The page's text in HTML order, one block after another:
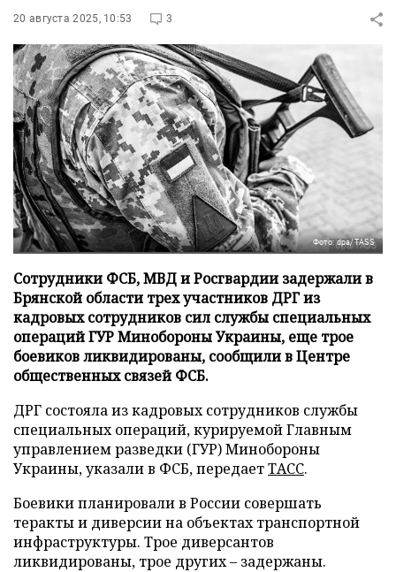
20 августа 2025, 10:53 3
Фото: dpa/TASS
Сотрудники ФСБ, МВД и Росгвардии задержали в
Брянской области трех участников ДРГ из
кадровых сотрудников сил службы специальных
операций ГУР Минобороны Украины, еще трое
боевиков ликвидированы, сообщили в Центре
общественных связей ФСБ.
ДРГ состояла из кадровых сотрудников службы
специальных операций, курируемой Главным
управлением разведки (ГУР) Минобороны
Украины, указали в ФСБ, передаетТАСС.
Боевики планировали в России совершать
теракты и диверсии на объектах транспортной
инфраструктуры. Трое диверсантов
ликвидированы, трое других – задержаны.